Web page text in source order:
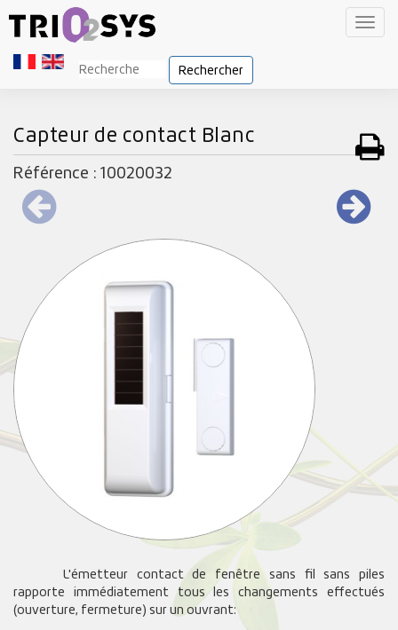
Rechercher
Capteur de contact Blanc
Référence : 10020032
L'émetteur contact de fenêtre sans fil sans piles
rapporte immédiatement tous les changements effectués
(ouverture, fermeture) sur un ouvrant: